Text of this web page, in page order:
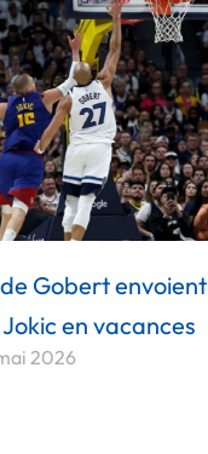
Gobert
en vacances
2026